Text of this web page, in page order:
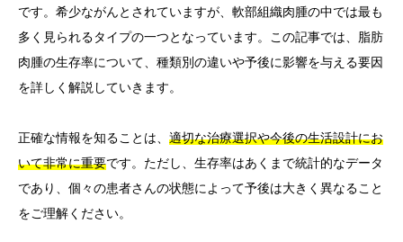
です。希少ながんとされていますが、軟部組織肉腫の中では最も
多く見られるタイプの一つとなっています。この記事では、脂肪
肉腫の生存率について、種類別の違いや予後に影響を与える要因
を詳しく解説していきます。
正確な情報を知ることは、 適切な治療選択や今後の生活設計にお
いて非常に重要です。ただし、生存率はあくまで統計的なデータ
であり、個々の患者さんの状態によって予後は大きく異なること
をご理解ください。